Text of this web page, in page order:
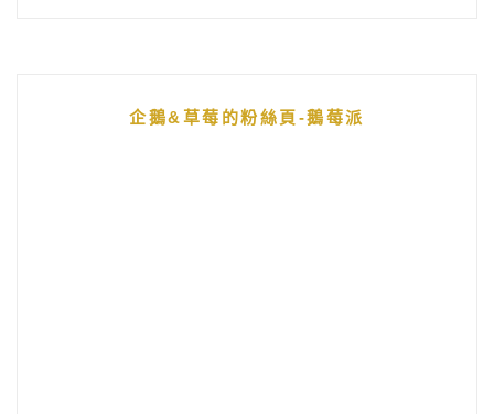
企鵝&草莓的粉絲頁-鵝莓派